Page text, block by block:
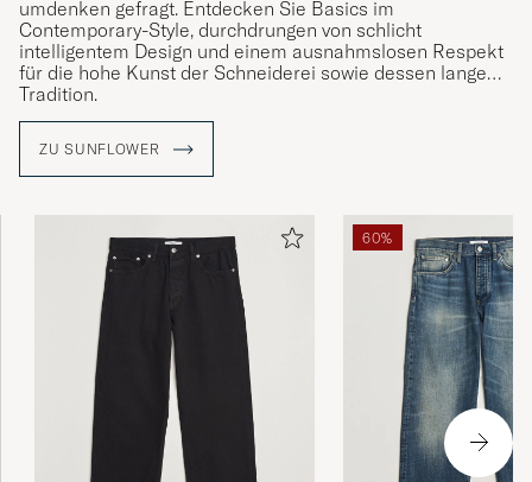
umdenken gefragt. Entdecken Sie Basics im
Contemporary-Style, durchdrungen von schlicht
intelligentem Design und einem ausnahmslosen Respekt
für die hohe Kunst der Schneiderei sowie dessen lange
Tradition.
Sunflower stammen von einer kreativen Expertengruppe
für Herrenmode aus dem wunderschönen Kopenhagen
Sonnenblume ins Spiel kommt? Das strahlende Symbol
steht für die Vision des Labels und den Wunsch nach
nachhaltiger Qualität und langanhaltender Freude.
ZU SUNFLOWER
60%